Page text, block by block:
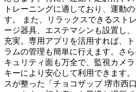
トレーニングに適しており、運動
す。 また、リラックスできるスト
ージ器具、エステマシンも設置し
充実。専用アプリを活用すれば、
ラムの管理も簡単に行えます。さ
キュリティ面も万全で、監視カメ
キーにより安心して利用できます
スが整った「チョコザップ 堺市西